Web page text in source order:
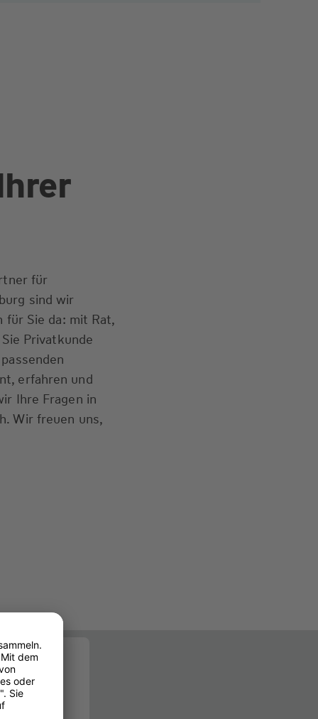
für
sind wir
für Sie da: mit Rat,
Privatkunde
erfahren und
Ihre Fragen in
Wir freuen uns,
)
Einsatz